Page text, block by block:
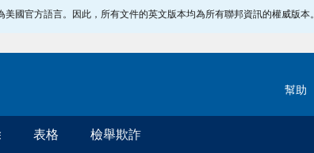
國官方語言。因此，所有文件的英文版本均為所有聯邦資訊的權威版本。
幫助
表格 檢舉欺詐